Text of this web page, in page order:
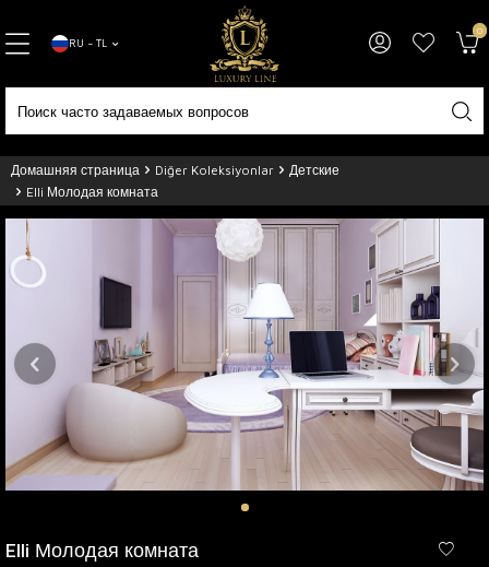
RU − TL
0
Домашняя страница Diğer Koleksiyonlar
Детские
Elli Молодая комната
Elli Молодая комната